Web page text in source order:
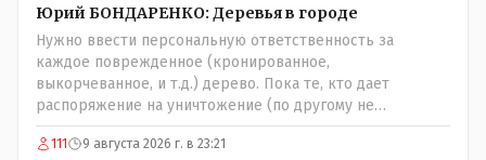
Юрий БОНДАРЕНКО: Деревья в городе
Нужно ввести персональную ответственность за
каждое поврежденное (кронированное,
выкорчеванное, и т.д.) дерево. Пока те, кто дает
распоряжение на уничтожение (по другому не
назовешь) зеленого массива города продолжают
безнаказанно раздавать такие поручения - толку не
111 9 августа 2026 г. в 23:21